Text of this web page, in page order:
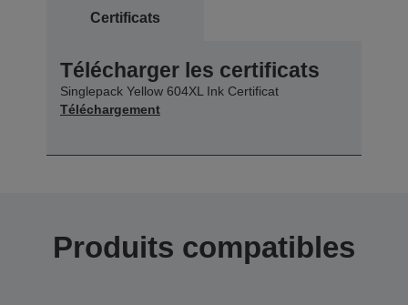
Certificats
Télécharger les certificats
Singlepack Yellow 604XL Ink Certificat
Téléchargement
Produits compatibles